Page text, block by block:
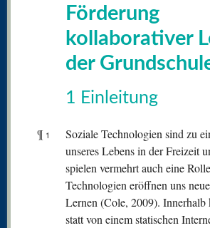
Förderung
kollaborativer
der
1 Einleitung
¶ 1
Soziale Technologien sind zu
unseres Lebens in der Freizeit
spielen vermehrt auch eine
Technologien eröffnen uns
Lernen (Cole, 2009).
statt von einem statischen